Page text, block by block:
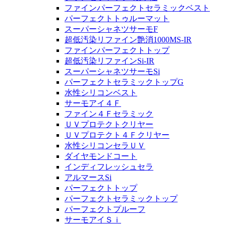
ファインパーフェクトセラミックベスト
パーフェクトトゥルーマット
スーパーシャネツサーモF
超低汚染リファイン艶消1000MS-IR
ファインパーフェクトトップ
超低汚染リファインSi-IR
スーパーシャネツサーモSi
パーフェクトセラミックトップG
水性シリコンベスト
サーモアイ４Ｆ
ファイン４Ｆセラミック
ＵＶプロテクトクリヤー
ＵＶプロテクト４Ｆクリヤー
水性シリコンセラＵＶ
ダイヤモンドコート
インディフレッシュセラ
アルマースSi
パーフェクトトップ
パーフェクトセラミックトップ
パーフェクトプルーフ
サーモアイＳｉ